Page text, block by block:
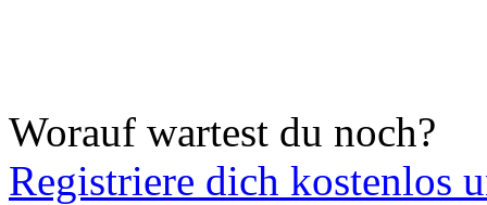
Worauf wartest du noch?
Registriere dich kostenlos